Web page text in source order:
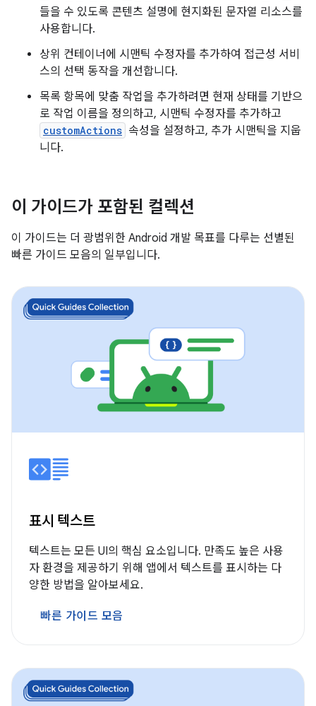
들을 수 있도록 콘텐츠 설명에 현지화된 문자열 리소스를
사용합니다.
상위 컨테이너에 시맨틱 수정자를 추가하여 접근성 서비
스의 선택 동작을 개선합니다.
목록 항목에 맞춤 작업을 추가하려면 현재 상태를 기반으
로 작업 이름을 정의하고, 시맨틱 수정자를 추가하고
customActions 속성을 설정하고, 추가 시맨틱을 지웁
니다.
이 가이드가 포함된 컬렉션
이 가이드는 더 광범위한 Android 개발 목표를 다루는 선별된
빠른 가이드 모음의 일부입니다.
표시 텍스트
텍스트는 모든 UI의 핵심 요소입니다. 만족도 높은 사용
자 환경을 제공하기 위해 앱에서 텍스트를 표시하는 다
양한 방법을 알아보세요.
빠른 가이드 모음